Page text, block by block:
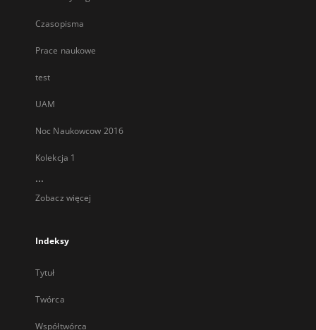
Czasopisma
Prace naukowe
test
UAM
Noc Naukowcow 2016
Kolekcja 1
...
Zobacz więcej
Indeksy
Tytuł
Twórca
Współtwórca